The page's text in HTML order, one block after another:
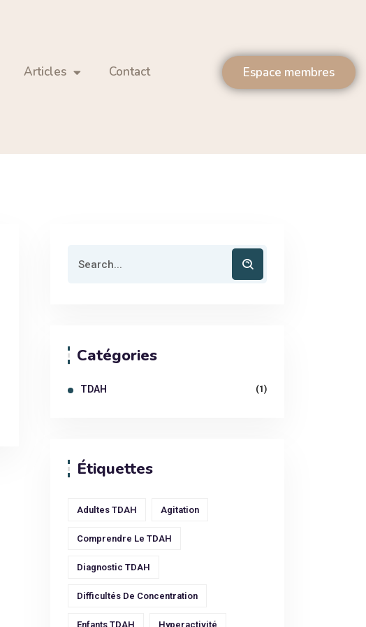
Articles Contact Espace membres
Catégories
TDAH (1)
Étiquettes
Adultes TDAH Agitation
Comprendre Le TDAH
Diagnostic TDAH
Difficultés De Concentration
Enfants TDAH Hyperactivité